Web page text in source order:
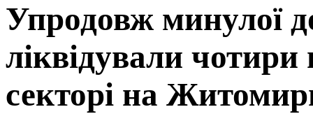
Упродовж минулої
ліквідували
секторі на